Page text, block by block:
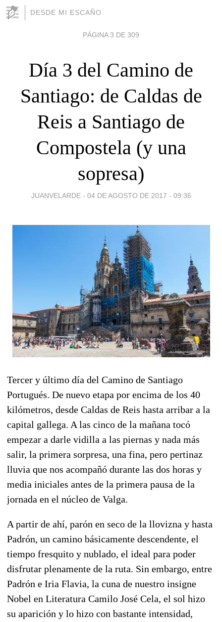
DESDE MI ESCAÑO
PÁGINA 3 DE 309
Día 3 del Camino de
Santiago: de Caldas de
Reis a Santiago de
Compostela (y una
sopresa)
JUANVELARDE - 04 DE AGOSTO DE 2017 - 09:36
Tercer y último día del Camino de Santiago
Portugués. De nuevo etapa por encima de los 40
kilómetros, desde Caldas de Reis hasta arribar a la
capital gallega. A las cinco de la mañana tocó
empezar a darle vidilla a las piernas y nada más
salir, la primera sorpresa, una fina, pero pertinaz
lluvia que nos acompañó durante las dos horas y
media iniciales antes de la primera pausa de la
jornada en el núcleo de Valga.
A partir de ahí, parón en seco de la llovizna y hasta
Padrón, un camino básicamente descendente, el
tiempo fresquito y nublado, el ideal para poder
disfrutar plenamente de la ruta. Sin embargo, entre
Padrón e Iria Flavia, la cuna de nuestro insigne
Nobel en Literatura Camilo José Cela, el sol hizo
su aparición y lo hizo con bastante intensidad,